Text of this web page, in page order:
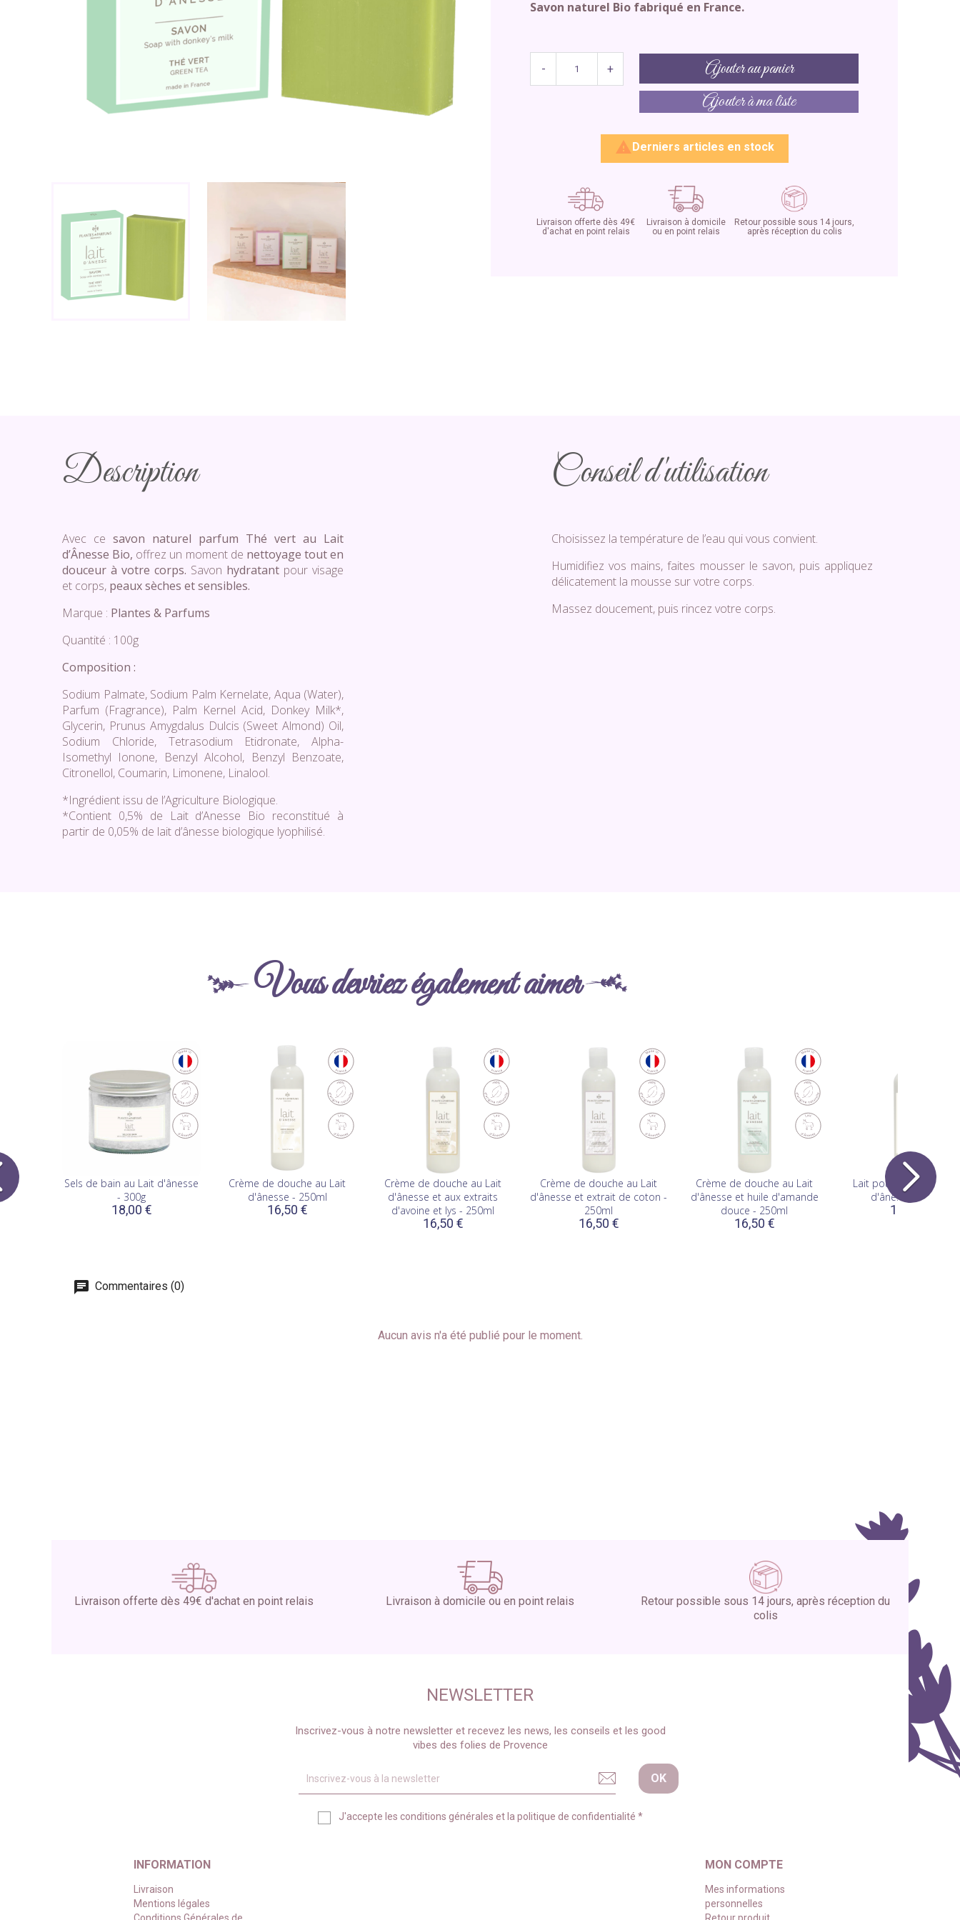
Savon naturel Bio fabriqué en France.
- + Ajouter au panier
Ajouter à ma liste
 Derniers articles en stock
Livraison offerte dès 49€
d'achat en point relais
Livraison à domicile
ou en point relais
Retour possible sous 14 jours,
après réception du colis
Description
Avec ce savon naturel parfum Thé vert au Lait
d’Ânesse Bio, offrez un moment de nettoyage tout en
douceur à votre corps. Savon hydratant pour visage
et corps, peaux sèches et sensibles.
Marque : Plantes & Parfums
Quantité : 100g
Composition :
Sodium Palmate, Sodium Palm Kernelate, Aqua (Water),
Parfum (Fragrance), Palm Kernel Acid, Donkey Milk*,
Glycerin, Prunus Amygdalus Dulcis (Sweet Almond) Oil,
Sodium Chloride, Tetrasodium Etidronate, Alpha-
Isomethyl Ionone, Benzyl Alcohol, Benzyl Benzoate,
Citronellol, Coumarin, Limonene, Linalool.
*Ingrédient issu de l’Agriculture Biologique.
*Contient 0,5% de Lait d’Anesse Bio reconstitué à
partir de 0,05% de lait d’ânesse biologique lyophilisé.
Conseil d'utilisation
Choisissez la température de l’eau qui vous convient.
Humidifiez vos mains, faites mousser le savon, puis appliquez
délicatement la mousse sur votre corps.
Massez doucement, puis rincez votre corps.
Vous devriez également aimer
Sels de bain au Lait d'ânesse
- 300g
18,00 €
Crème de douche au Lait
d'ânesse - 250ml
16,50 €
Crème de douche au Lait
d'ânesse et aux extraits
d'avoine et lys - 250ml
16,50 €
Crème de douche au Lait
d'ânesse et extrait de coton -
250ml
16,50 €
Crème de douche au Lait
d'ânesse et huile d'amande
douce - 250ml
16,50 €
Lait pour le corps au
d'ânesse - 250ml
18,00 €
Commentaires (0)
Aucun avis n'a été publié pour le moment.
Livraison offerte dès 49€ d'achat en point relais Livraison à domicile ou en point relais
Retour possible sous 14 jours, après réception du
colis
NEWSLETTER
Inscrivez-vous à notre newsletter et recevez les news, les conseils et les good
vibes des folies de Provence
J'accepte les conditions générales et la politique de confidentialité *
INFORMATION
Livraison
Mentions légales
Conditions Générales de
MON COMPTE
Mes informations
personnelles
Retour produit